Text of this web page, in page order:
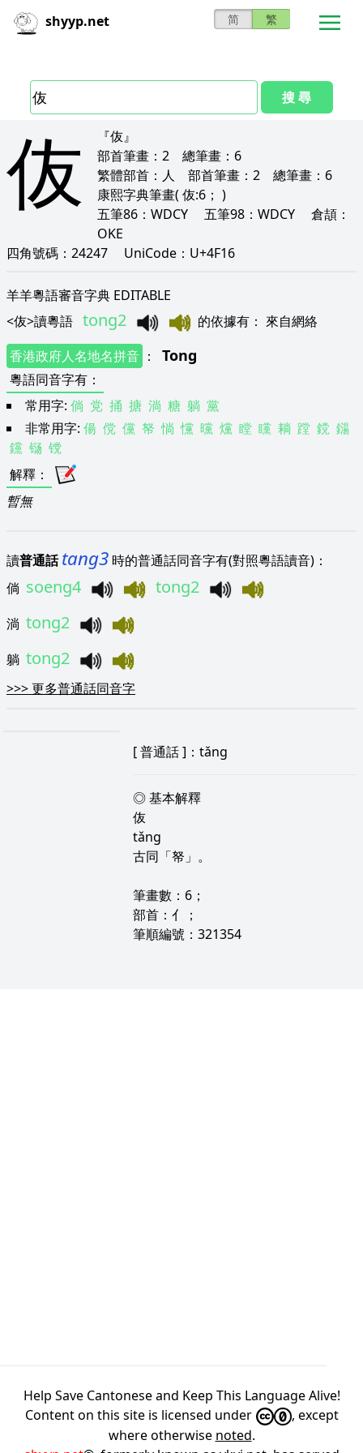
shyyp.net 简 繁
搜 尋
伖
『伖』
部首筆畫： 2 總筆畫： 6
繁體部首： 人 部首筆畫： 2 總筆畫： 6
康熙字典筆畫( 伖:6； )
五筆86： WDCY 五筆98： WDCY 倉頡：
OKE
四角號碼： 24247 UniCode： U+4F16
羊羊粵語審音字典 EDITABLE
<伖>讀粵語 tong2 的依據有 ： 來自網絡
香港政府人名地名拼音 ： Tong
粵語同音字有 ：
常用字: 倘 党 捅 搪 淌 糖 躺 黨
非常用字: 偒 傥 儻 帑 惝 戃 曭 爣 瞠 矘 耥 蹚 鎲 鐋
钂 铴 镋
解釋 ：
暫無
讀普通話 tang3 時的普通話同音字有(對照粵語讀音)：
倘 soeng4 tong2
淌 tong2
躺 tong2
>>>更多普通話同音字
[普通話]：tǎng
◎ 基本解釋
伖
tǎng
古同「帑」。
筆畫數：6；
部首：亻；
筆順編號：321354
Help Save Cantonese and Keep This Language Alive!
Content on this site is licensed under
, except
where otherwise noted.